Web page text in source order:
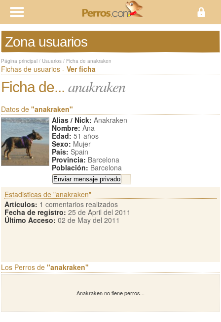
Zona usuarios
Página principal / Usuarios / Ficha de anakraken
Fichas de usuarios - Ver ficha
Ficha de... anakraken
Datos de "anakraken"
Alias / Nick: Anakraken
Nombre: Ana
Edad: 51 años
Sexo: Mujer
Pais: Spain
Provincia: Barcelona
Población: Barcelona
Estadisticas de "anakraken"
Artículos: 1 comentarios realizados
Fecha de registro: 25 de April del 2011
Último Acceso: 02 de May del 2011
Los Perros de "anakraken"
Anakraken no tiene perros...